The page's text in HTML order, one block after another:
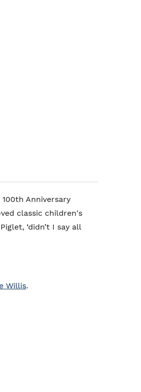
Anniversary
classic children's
‘didn’t I say all
Willis.